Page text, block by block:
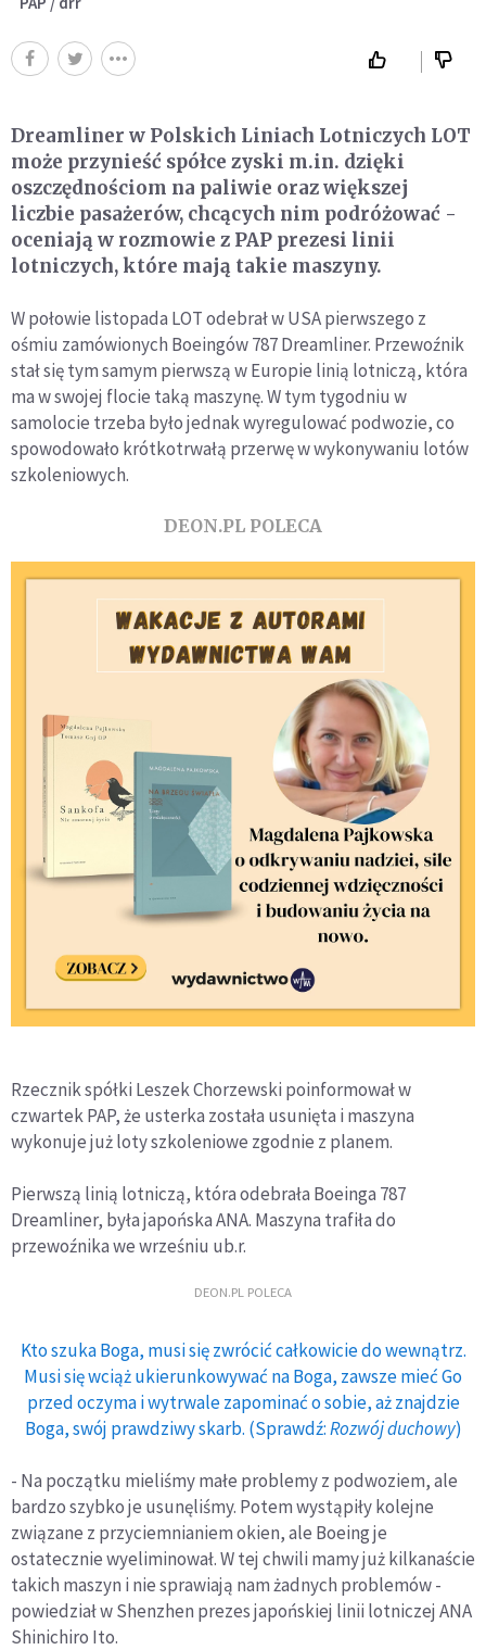
Dreamliner w Polskich Liniach Lotniczych LOT
może przynieść spółce zyski m.in. dzięki
oszczędnościom na paliwie oraz większej
liczbie pasażerów, chcących nim podróżować -
oceniają w rozmowie z PAP prezesi linii
lotniczych, które mają takie maszyny.
W połowie listopada LOT odebrał w USA pierwszego z
ośmiu zamówionych Boeingów 787 Dreamliner. Przewoźnik
stał się tym samym pierwszą w Europie linią lotniczą, która
ma w swojej flocie taką maszynę. W tym tygodniu w
samolocie trzeba było jednak wyregulować podwozie, co
spowodowało krótkotrwałą przerwę w wykonywaniu lotów
szkoleniowych.
DEON.PL POLECA
Rzecznik spółki Leszek Chorzewski poinformował w
czwartek PAP, że usterka została usunięta i maszyna
wykonuje już loty szkoleniowe zgodnie z planem.
Pierwszą linią lotniczą, która odebrała Boeinga 787
Dreamliner, była japońska ANA. Maszyna trafiła do
przewoźnika we wrześniu ub.r.
DEON.PL POLECA
Kto szuka Boga, musi się zwrócić całkowicie do wewnątrz.
Musi się wciąż ukierunkowywać na Boga, zawsze mieć Go
przed oczyma i wytrwale zapominać o sobie, aż znajdzie
Boga, swój prawdziwy skarb. (Sprawdź:Rozwój duchowy)
- Na początku mieliśmy małe problemy z podwoziem, ale
bardzo szybko je usunęliśmy. Potem wystąpiły kolejne
związane z przyciemnianiem okien, ale Boeing je
ostatecznie wyeliminował. W tej chwili mamy już kilkanaście
takich maszyn i nie sprawiają nam żadnych problemów -
powiedział w Shenzhen prezes japońskiej linii lotniczej ANA
Shinichiro Ito.